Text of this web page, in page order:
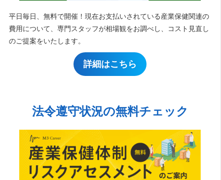
平日毎日、無料で開催！現在お支払いされている産業保健関連の
費用について、専門スタッフが相場観をお調べし、コスト見直し
のご提案をいたします。
詳細はこちら
法令遵守状況の無料チェック